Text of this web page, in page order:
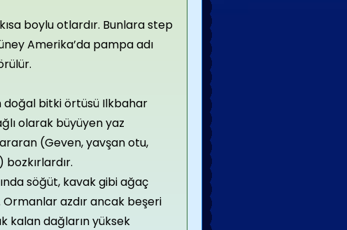
boylu otlardır. Bunlara step
Amerika’da pampa adı
doğal bitki örtüsü Ilkbahar
olarak büyüyen yaz
(Geven, yavşan otu,
bozkırlardır.
söğüt, kavak gibi ağaç
azdır ancak beşeri
kalan dağların yüksek